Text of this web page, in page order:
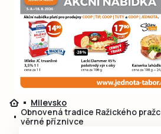
Přihlásit se
Přihlásit se přes
Ještě nemám účet, chci
Milevsko
Obnovená tradice Ražického
věrné příznivce